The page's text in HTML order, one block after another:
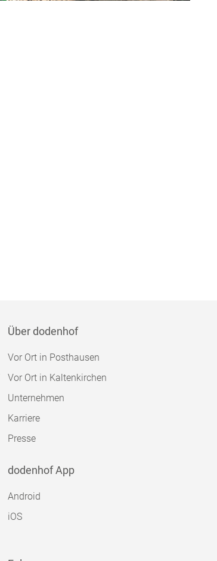
Über dodenhof
Vor Ort in Posthausen
Vor Ort in Kaltenkirchen
Unternehmen
Karriere
Presse
dodenhof App
Android
iOS